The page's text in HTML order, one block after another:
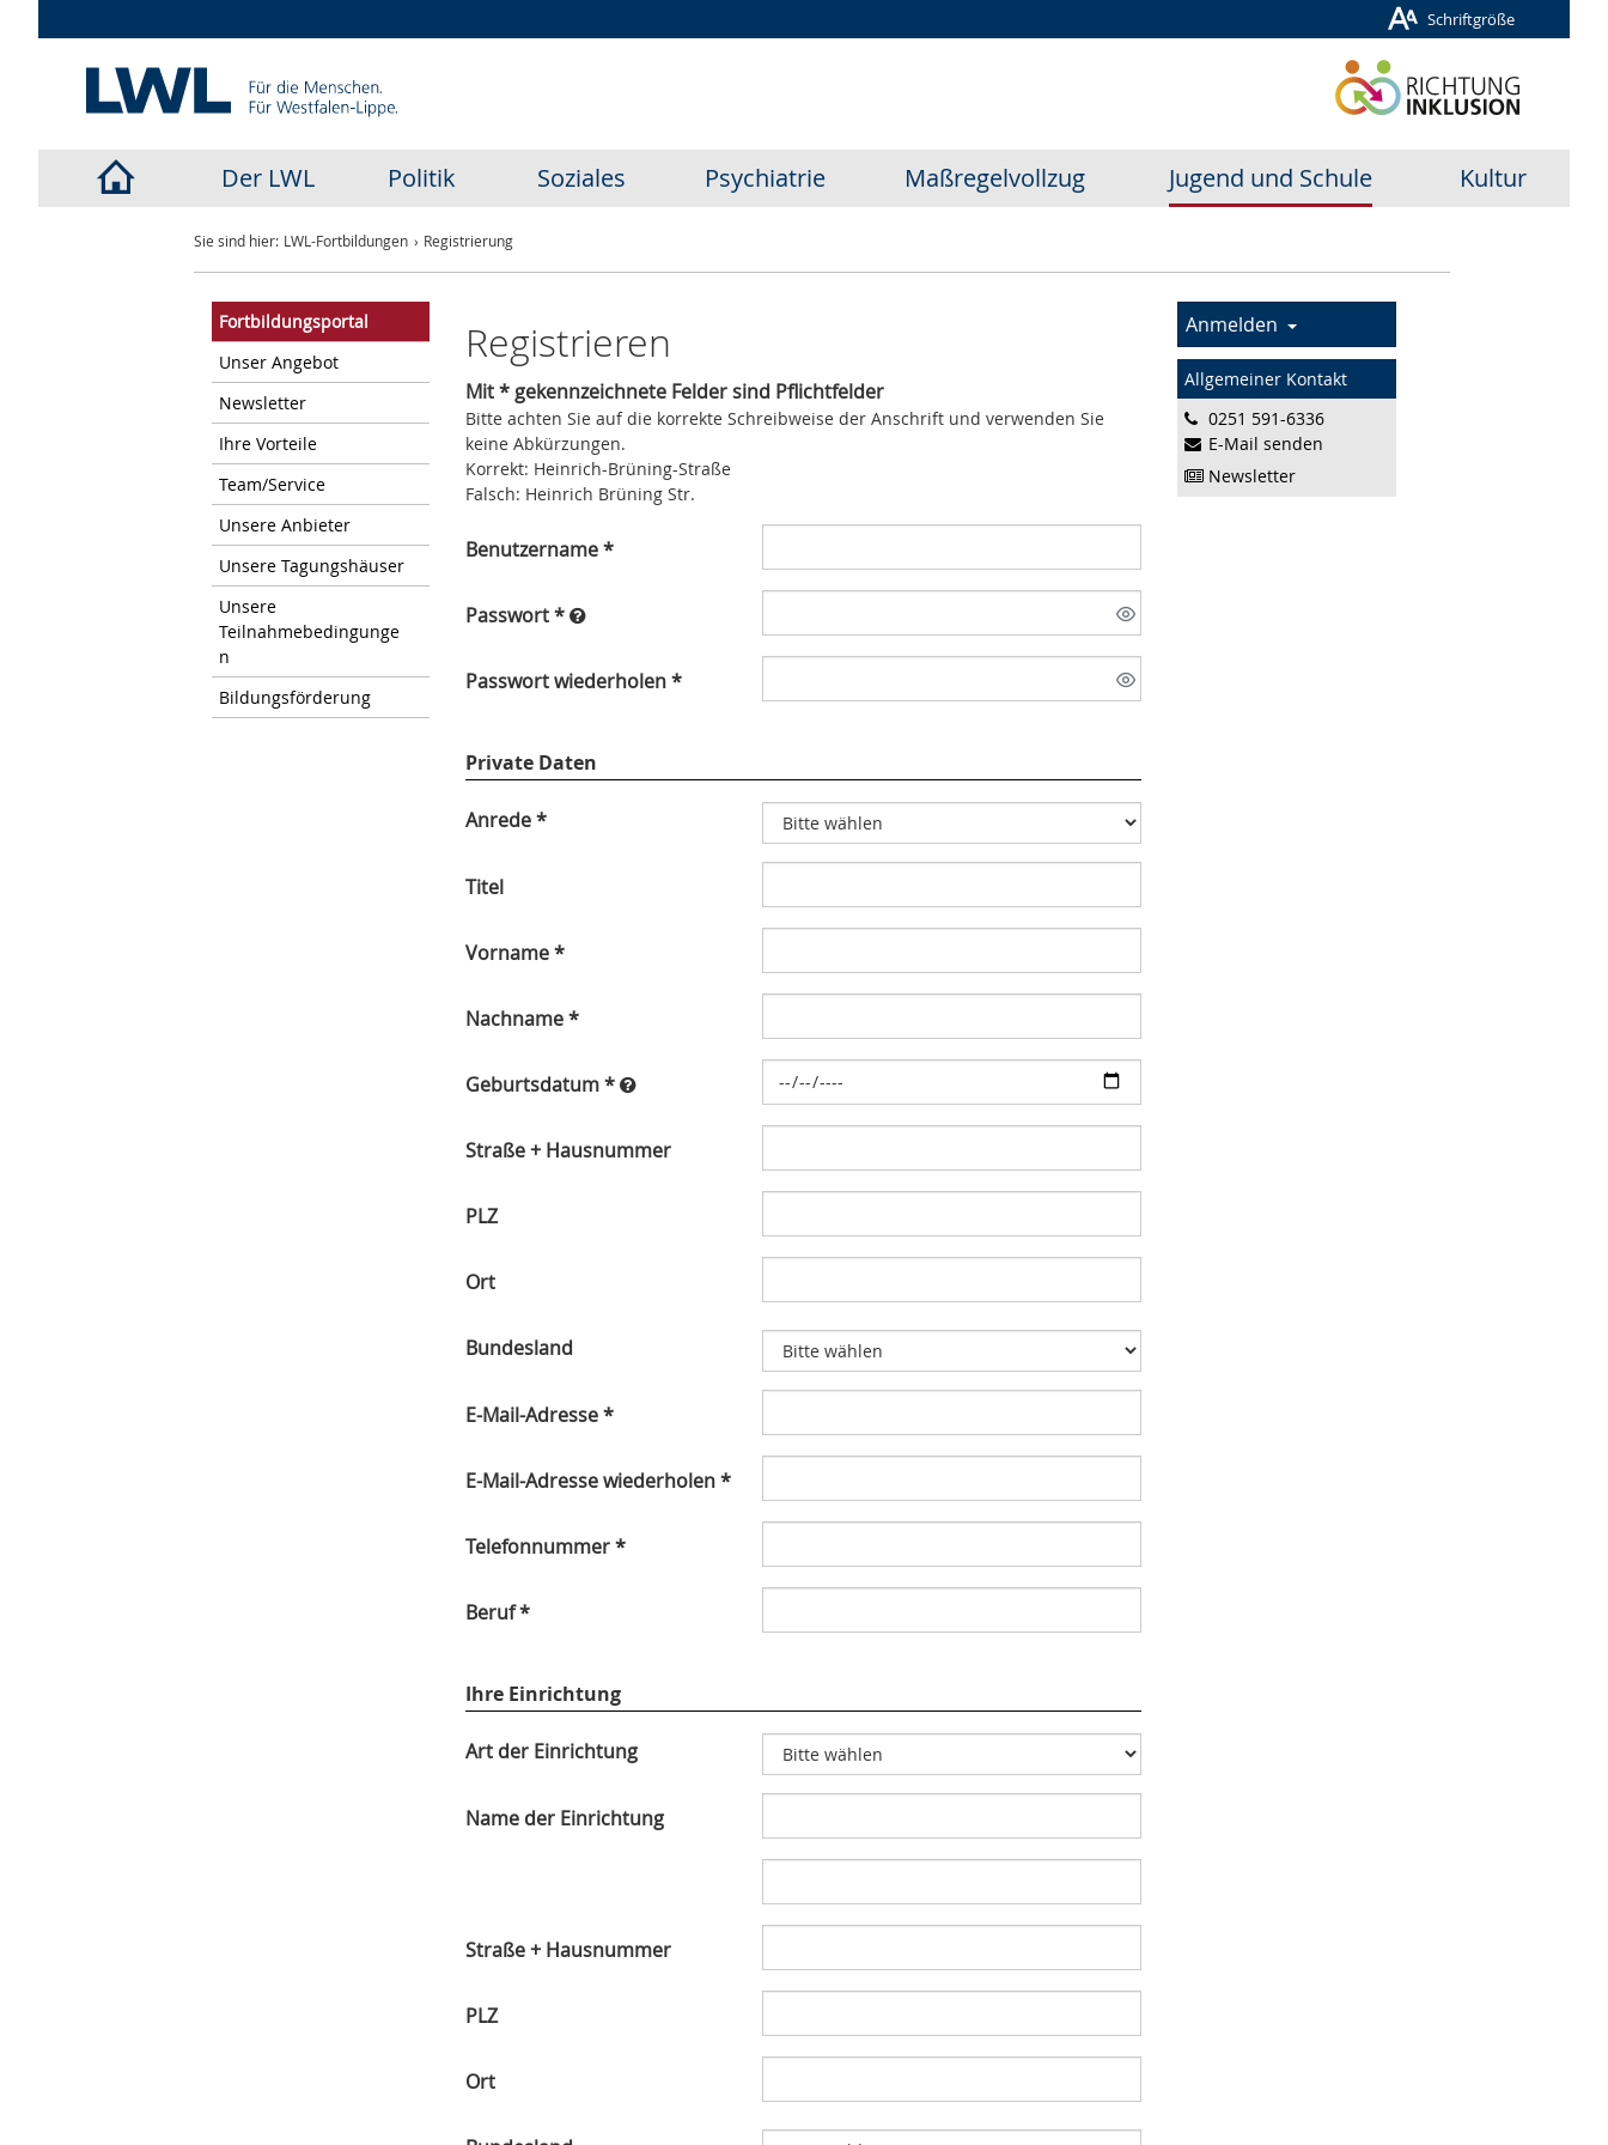
Schriftgröße
Der LWL Politik Soziales Psychiatrie Maßregelvollzug Jugend und Schule Kultur
Sie sind hier: LWL-Fortbildungen Registrierung
Fortbildungsportal
Unser Angebot
Newsletter
Ihre Vorteile
Team/Service
Unsere Anbieter
Unsere Tagungshäuser
Unsere
Teilnahmebedingunge
n
Bildungsförderung
Registrieren
Mit * gekennzeichnete Felder sind Pflichtfelder
Bitte achten Sie auf die korrekte Schreibweise der Anschrift und verwenden Sie
keine Abkürzungen.
Korrekt: Heinrich-Brüning-Straße
Falsch: Heinrich Brüning Str.
Benutzername *
Passwort *
Passwort wiederholen *
Private Daten
Anrede *
Titel
Vorname *
Nachname *
Geburtsdatum *
Straße + Hausnummer
PLZ
Ort
Bundesland
E-Mail-Adresse *
E-Mail-Adresse wiederholen *
Telefonnummer *
Beruf *
Ihre Einrichtung
Art der Einrichtung
Name der Einrichtung
Straße + Hausnummer
PLZ
Ort
Anmelden
Allgemeiner Kontakt
0251 591-6336
E-Mail senden
Newsletter